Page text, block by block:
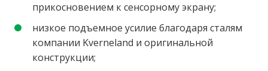
прикосновением к сенсорному экрану;
низкое подъемное усилие благодаря сталям
компании Kverneland и оригинальной
конструкции;